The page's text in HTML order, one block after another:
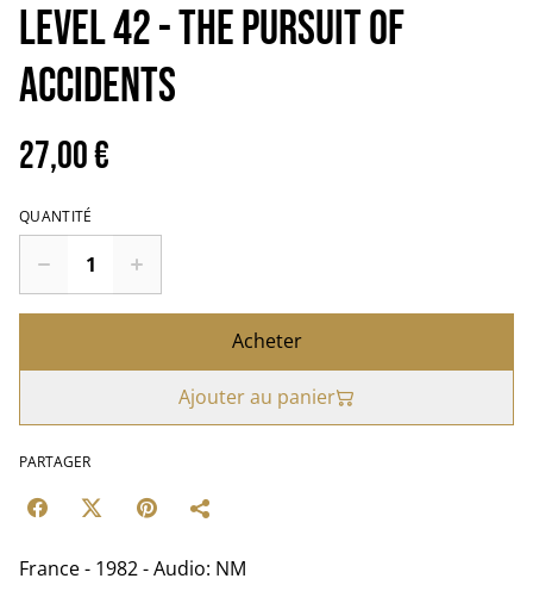
LEVEL 42 - The pursuit of
accidents
27,00 €
QUANTITÉ
Acheter
Ajouter au panier
PARTAGER
France - 1982 - Audio: NM